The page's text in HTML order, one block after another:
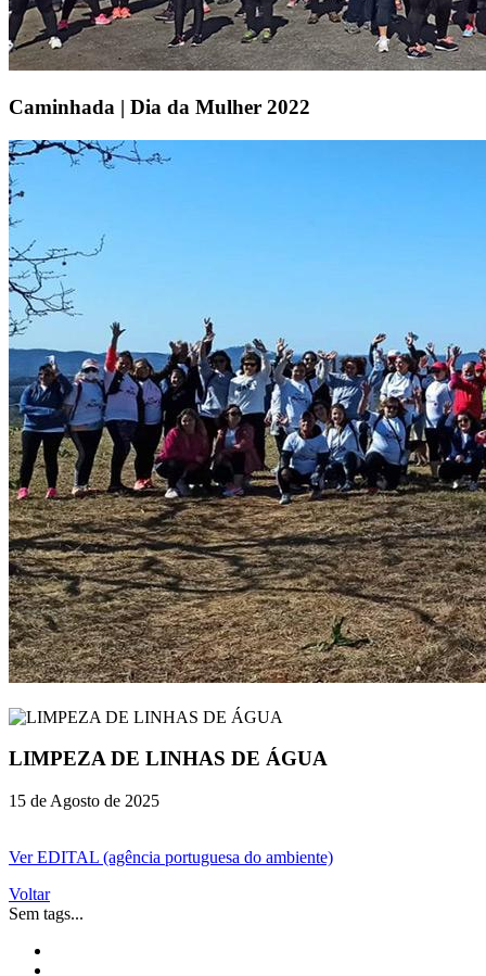
Caminhada | Dia da Mulher 2022
LIMPEZA DE LINHAS DE ÁGUA
15 de Agosto de 2025
Ver EDITAL (agência portuguesa do ambiente)
Voltar
Sem tags...